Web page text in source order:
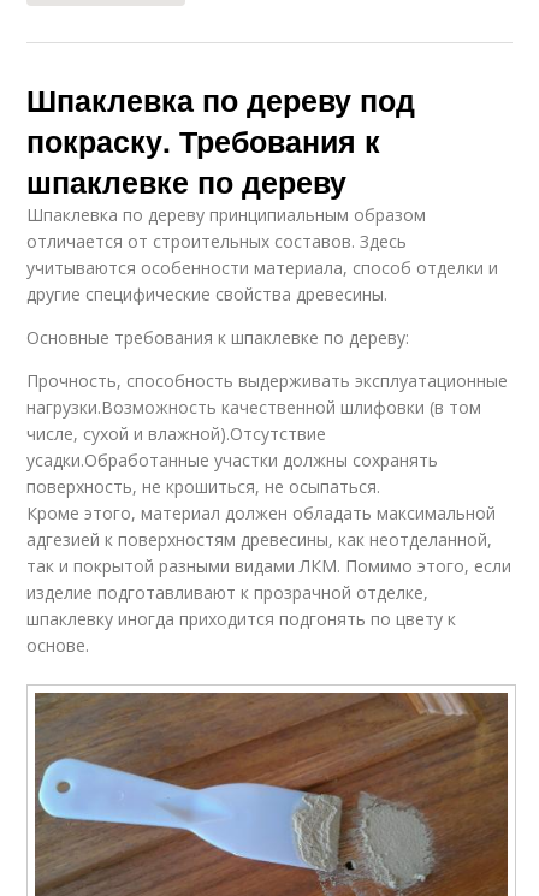
Шпаклевка по дереву под
покраску. Требования к
шпаклевке по дереву
Шпаклевка по дереву принципиальным образом
отличается от строительных составов. Здесь
учитываются особенности материала, способ отделки и
другие специфические свойства древесины.
Основные требования к шпаклевке по дереву:
Прочность, способность выдерживать эксплуатационные
нагрузки.Возможность качественной шлифовки (в том
числе, сухой и влажной).Отсутствие
усадки.Обработанные участки должны сохранять
поверхность, не крошиться, не осыпаться.
Кроме этого, материал должен обладать максимальной
адгезией к поверхностям древесины, как неотделанной,
так и покрытой разными видами ЛКМ. Помимо этого, если
изделие подготавливают к прозрачной отделке,
шпаклевку иногда приходится подгонять по цвету к
основе.